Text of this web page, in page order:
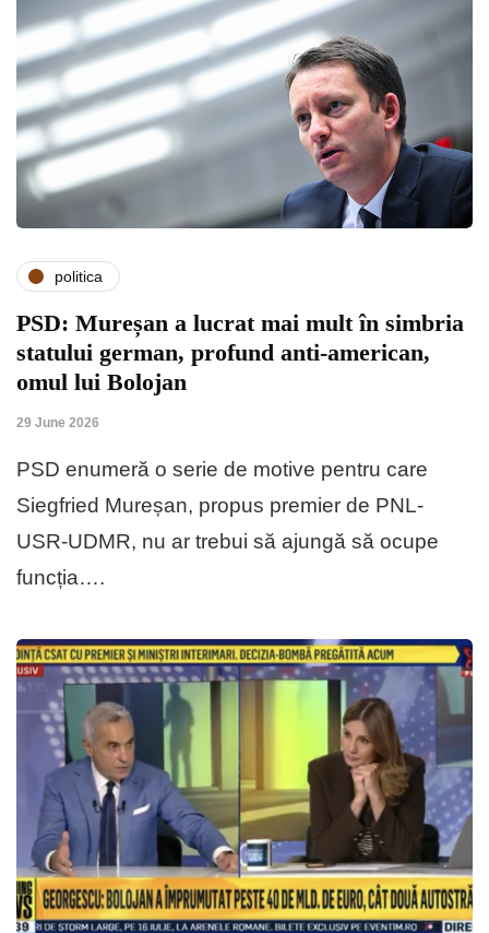
politica
PSD: Mureșan a lucrat mai mult în simbria
statului german, profund anti-american,
omul lui Bolojan
29 June 2026
PSD enumeră o serie de motive pentru care
Siegfried Mureșan, propus premier de PNL-
USR-UDMR, nu ar trebui să ajungă să ocupe
funcția….